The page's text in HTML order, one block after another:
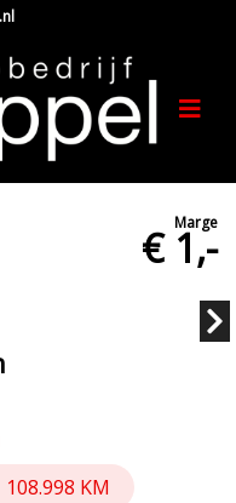
Marge
€ 1,-
108.998 KM